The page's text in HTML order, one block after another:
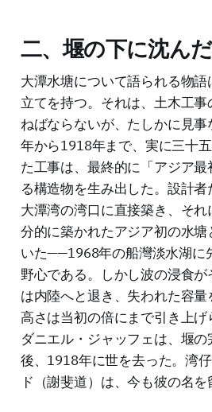
二、堰の下に沈ん
大潭水塘について語られる物
立てを持つ。それは、土木工
ねばならないが、たしかに見
年から1918年まで、実に三十
た工事は、最終的に「アジア
る構造物を生み出した。設計
大潭湾の湾口に直接築き、そ
分的に築かれたアジア初の水
いた——1968年の船灣淡水湖に
野心である。しかし波の浸食
は内陸へと退き、失われた容
高さは当初の倍にまで引き上
ダニエル・ジャッフェは、堰
後、1918年に世を去った。湾
ド（謝斐道）は、今も彼の名を